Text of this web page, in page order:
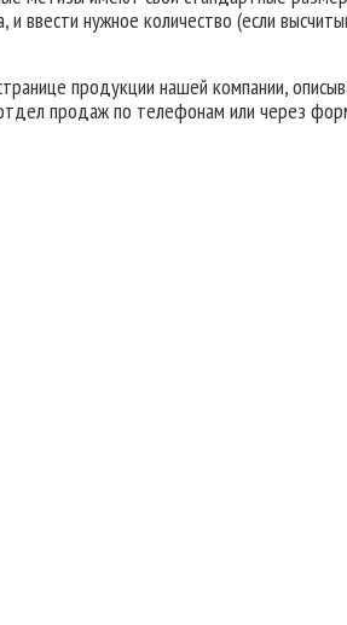
нужное количество (если
продукции нашей компании,
продаж по телефонам или через